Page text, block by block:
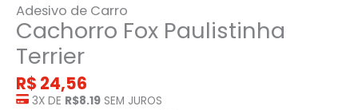
Adesivo de Carro
Cachorro Fox Paulistinha
Terrier
R$ 24,56
3X DE R$8.19 SEM JUROS